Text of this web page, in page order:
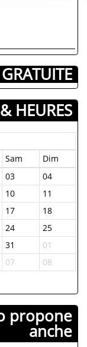
GRATUITE
HEURES
Sam
Dim
03
04
10
11
17
18
24
25
31
01
07 08
propone
anche